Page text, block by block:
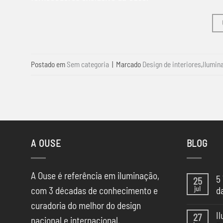
Postado emSem categoria | Marcado Design de interiores,
A OUSE
A Ouse é referência em iluminação,
com 3 décadas de conhecimento e
curadoria do melhor do design
nacional e internacional.
BLOG
25
jul
5
em
27